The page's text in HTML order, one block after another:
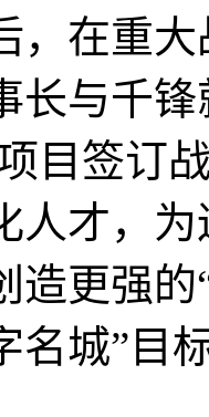
在重大
长与千
目签订
人才，
造更强
名城”目